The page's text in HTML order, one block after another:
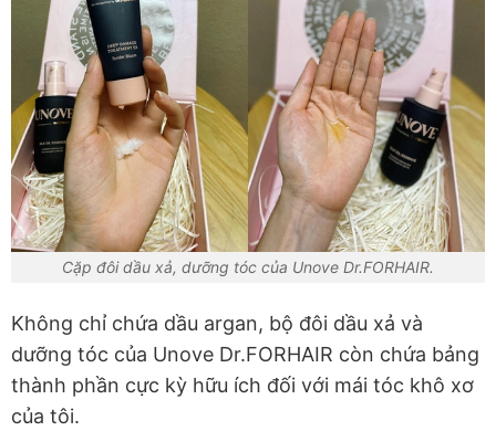
Cặp đôi dầu xả, dưỡng tóc của Unove Dr.FORHAIR.
Không chỉ chứa dầu argan, bộ đôi dầu xả và
dưỡng tóc của Unove Dr.FORHAIR còn chứa bảng
thành phần cực kỳ hữu ích đối với mái tóc khô xơ
của tôi.